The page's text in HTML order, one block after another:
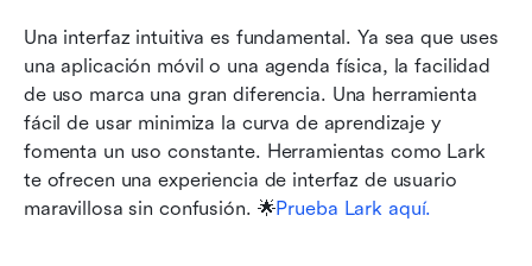
Una interfaz intuitiva es fundamental. Ya sea que uses
una aplicación móvil o una agenda física, la facilidad
de uso marca una gran diferencia. Una herramienta
fácil de usar minimiza la curva de aprendizaje y
fomenta un uso constante. Herramientas como Lark
te ofrecen una experiencia de interfaz de usuario
maravillosa sin confusión. 🌟Prueba Lark aquí.